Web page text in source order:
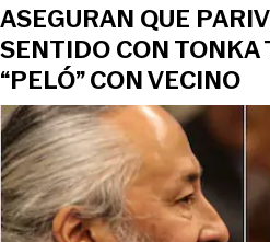
ASEGURAN QUE
SENTIDO CON TONKA
“PELÓ” CON VECINO